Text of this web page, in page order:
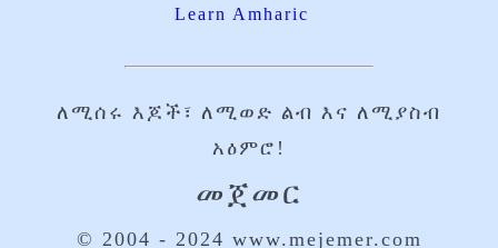
Learn Amharic
ለሚሰሩ እጆች፣ ለሚወድ ልብ እና ለሚያስብ
አዕምሮ!
መጀመር
© 2004 - 2024 www.mejemer.com